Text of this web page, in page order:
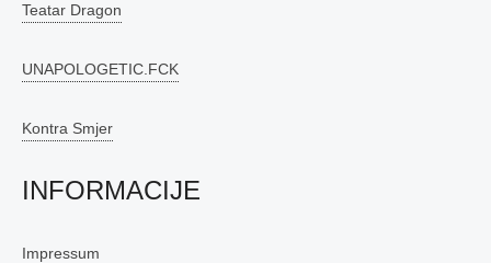
Teatar Dragon
UNAPOLOGETIC.FCK
Kontra Smjer
INFORMACIJE
Impressum